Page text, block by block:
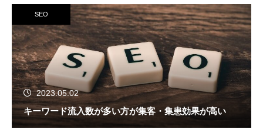
SEO
2023.05.02
キーワード流入数が多い方が集客・集患効果が高い